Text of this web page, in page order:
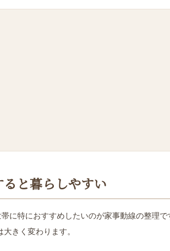
と暮らしやすい
に特におすすめしたいのが家事動線の整理で
きく変わります。